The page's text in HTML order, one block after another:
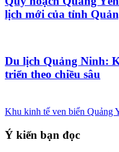
lịch mới của tỉnh
Du lịch Quảng Ninh:
triển theo chiều sâu
Khu kinh tế ven biển Quảng
Ý kiến bạn đọc